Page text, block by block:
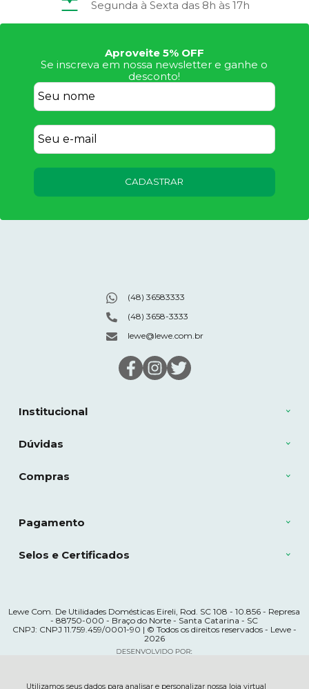
Utilizamos seus dados para analisar e personalizar nossa loja virtual
Segunda à Sexta das 8h às 17h
Aproveite 5% OFF
Se inscreva em nossa newsletter e ganhe o
desconto!
CADASTRAR
Institucional
Dúvidas
Compras
(48) 36583333
(48) 3658-3333
lewe@lewe.com.br
Pagamento
Selos e Certificados
Lewe Com. De Utilidades Domésticas Eireli, Rod. SC 108 - 10.856 - Represa
- 88750-000 - Braço do Norte - Santa Catarina - SC
CNPJ: CNPJ 11.759.459/0001-90 | © Todos os direitos reservados - Lewe -
2026